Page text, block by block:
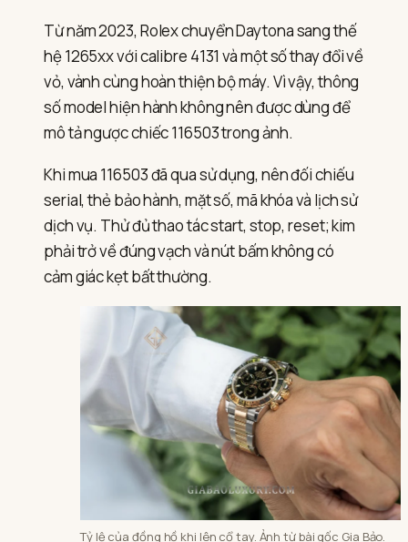
Từ năm 2023, Rolex chuyển Daytona sang thế
hệ 1265xx với calibre 4131 và một số thay đổi về
vỏ, vành cùng hoàn thiện bộ máy. Vì vậy, thông
số model hiện hành không nên được dùng để
mô tả ngược chiếc 116503 trong ảnh.
Khi mua 116503 đã qua sử dụng, nên đối chiếu
serial, thẻ bảo hành, mặt số, mã khóa và lịch sử
dịch vụ. Thử đủ thao tác start, stop, reset; kim
phải trở về đúng vạch và nút bấm không có
cảm giác kẹt bất thường.
Tỷ lệ của đồng hồ khi lên cổ tay. Ảnh từ bài gốc Gia Bảo.